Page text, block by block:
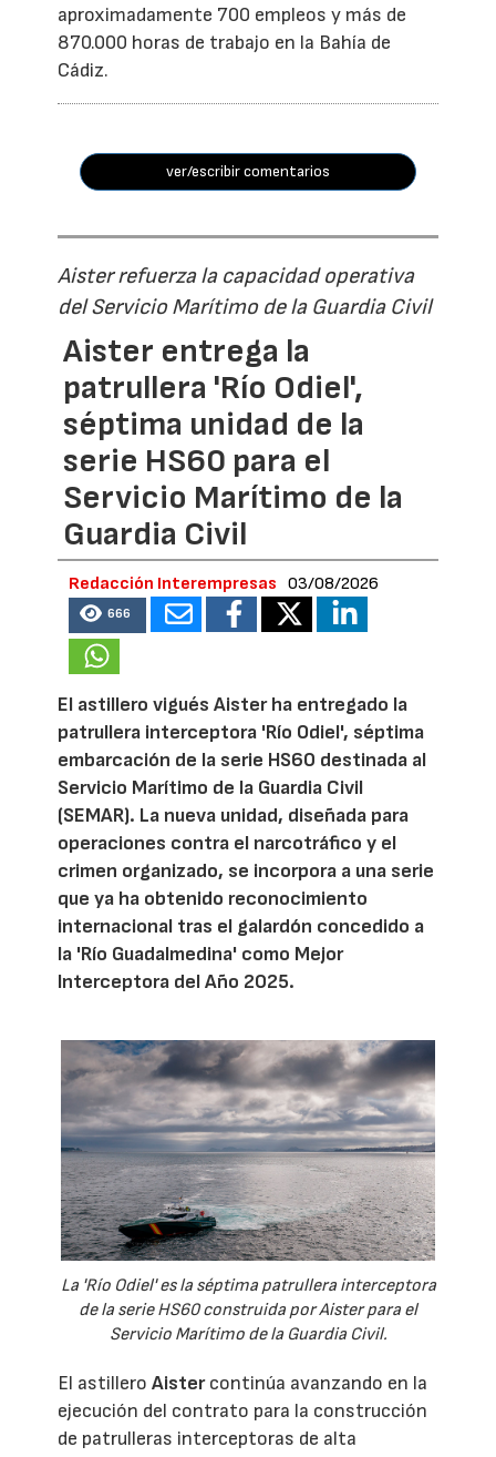
aproximadamente 700 empleos y más de
870.000 horas de trabajo en la Bahía de
Cádiz.
ver/escribir comentarios
Aister refuerza la capacidad operativa
del Servicio Marítimo de la Guardia Civil
Aister entrega la
patrullera 'Río Odiel',
séptima unidad de la
serie HS60 para el
Servicio Marítimo de la
Guardia Civil
Redacción Interempresas 03/08/2026
666
El astillero vigués Aister ha entregado la
patrullera interceptora 'Río Odiel', séptima
embarcación de la serie HS60 destinada al
Servicio Marítimo de la Guardia Civil
(SEMAR). La nueva unidad, diseñada para
operaciones contra el narcotráfico y el
crimen organizado, se incorpora a una serie
que ya ha obtenido reconocimiento
internacional tras el galardón concedido a
la 'Río Guadalmedina' como Mejor
Interceptora del Año 2025.
La 'Río Odiel' es la séptima patrullera interceptora
de la serie HS60 construida por Aister para el
Servicio Marítimo de la Guardia Civil.
El astilleroAistercontinúa avanzando en la
ejecución del contrato para la construcción
de patrulleras interceptoras de alta